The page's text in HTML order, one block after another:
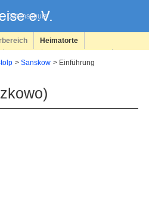
Datenschutz
Heimatorte
Sanskow Einführung